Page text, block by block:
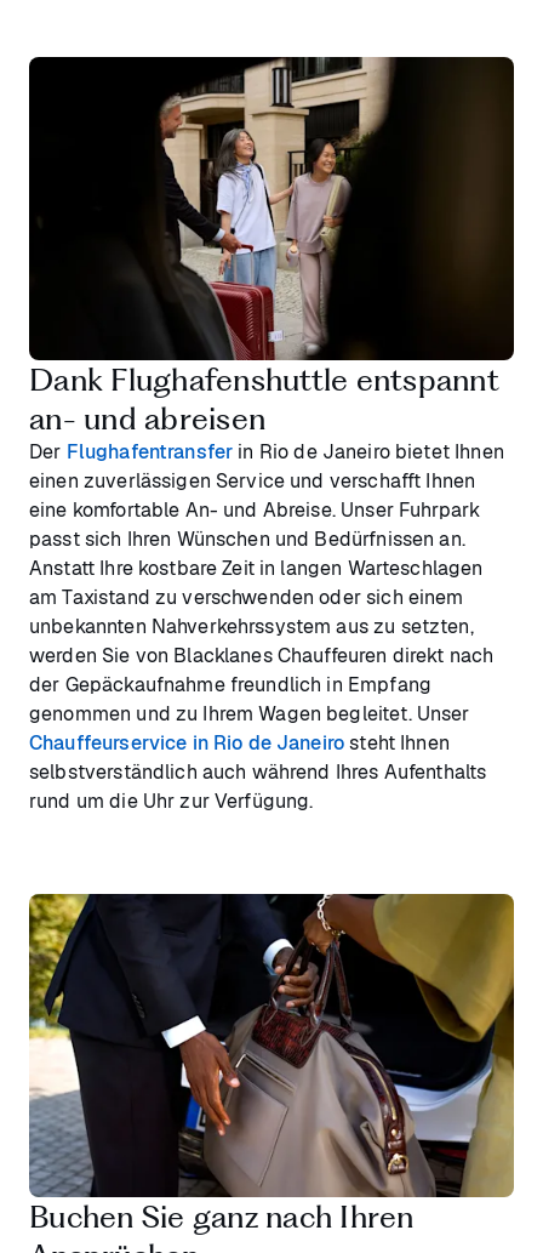
Dank Flughafenshuttle entspannt
an- und abreisen
Der Flughafentransfer in Rio de Janeiro bietet Ihnen
einen zuverlässigen Service und verschafft Ihnen
eine komfortable An- und Abreise. Unser Fuhrpark
passt sich Ihren Wünschen und Bedürfnissen an.
Anstatt Ihre kostbare Zeit in langen Warteschlagen
am Taxistand zu verschwenden oder sich einem
unbekannten Nahverkehrssystem aus zu setzten,
werden Sie von Blacklanes Chauffeuren direkt nach
der Gepäckaufnahme freundlich in Empfang
genommen und zu Ihrem Wagen begleitet. Unser
Chauffeurservice in Rio de Janeirosteht Ihnen
selbstverständlich auch während Ihres Aufenthalts
rund um die Uhr zur Verfügung.
Buchen Sie ganz nach Ihren